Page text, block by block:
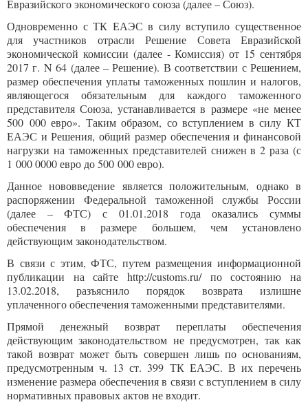
Евразийского экономического союза (далее – Союз).
Одновременно с ТК ЕАЭС в силу вступило существенное
для участников отрасли Решение Совета Евразийской
экономической комиссии (далее - Комиссия) от 15 сентября
2017 г. N 64 (далее – Решение). В соответствии с Решением,
размер обеспечения уплаты таможенных пошлин и налогов,
являющегося обязательным для каждого таможенного
представителя Союза, устанавливается в размере «не менее
500 000 евро». Таким образом, со вступлением в силу КТ
ЕАЭС и Решения, общий размер обеспечения и финансовой
нагрузки на таможенных представителей снижен в 2 раза (с
1 000 0000 евро до 500 000 евро).
Данное нововведение является положительным, однако в
распоряжении Федеральной таможенной службы России
(далее – ФТС) с 01.01.2018 года оказались суммы
обеспечения в размере большем, чем установлено
действующим законодательством.
В связи с этим, ФТС, путем размещения информационной
публикации на сайте http://customs.ru/ по состоянию на
13.02.2018, разъяснило порядок возврата излишне
уплаченного обеспечения таможенными представителями.
Прямой денежный возврат переплаты обеспечения
действующим законодательством не предусмотрен, так как
такой возврат может быть совершен лишь по основаниям,
предусмотренным ч. 13 ст. 399 ТК ЕАЭС. В их перечень
изменение размера обеспечения в связи с вступлением в силу
нормативных правовых актов не входит.